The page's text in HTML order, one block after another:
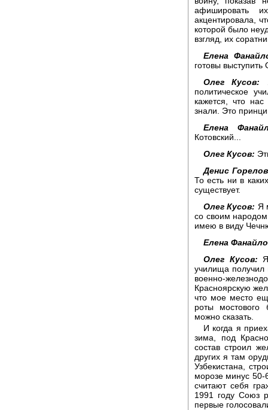
афишировать
акцентировала,
которой было
взгляд, их
Елена
готовы
Олег Кусов:
политическое
кажется, что
знали. Это
Елена
Котовский...
Олег Кусов:
Денис
То есть ни в
существует.
Олег Кусов: Я
со своим
имею в виду
Елена
Олег Кусов:
училища получил
военно-
Красноярскую
что мое место
роты
можно сказать.
И когда я
зима, под
состав строил
других я там
Узбекистана,
морозе минус 50-
считают себя
1991 году Союз
первые